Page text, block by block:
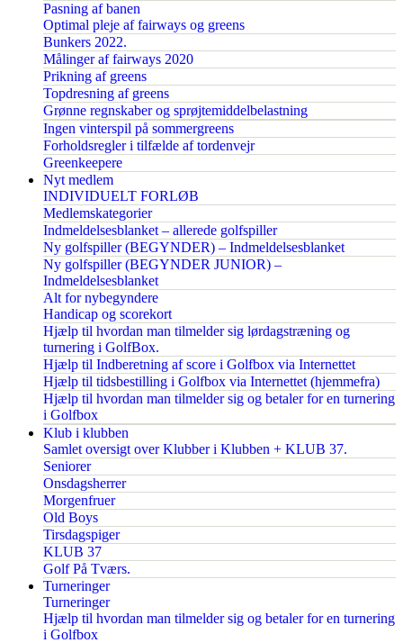
Pasning af banen
Optimal pleje af fairways og greens
Bunkers 2022.
Målinger af fairways 2020
Prikning af greens
Topdresning af greens
Grønne regnskaber og sprøjtemiddelbelastning
Ingen vinterspil på sommergreens
Forholdsregler i tilfælde af tordenvejr
Greenkeepere
Nyt medlem
INDIVIDUELT FORLØB
Medlemskategorier
Indmeldelsesblanket – allerede golfspiller
Ny golfspiller (BEGYNDER) – Indmeldelsesblanket
Ny golfspiller (BEGYNDER JUNIOR) –
Indmeldelsesblanket
Alt for nybegyndere
Handicap og scorekort
Hjælp til hvordan man tilmelder sig lørdagstræning og
turnering i GolfBox.
Hjælp til Indberetning af score i Golfbox via Internettet
Hjælp til tidsbestilling i Golfbox via Internettet (hjemmefra)
Hjælp til hvordan man tilmelder sig og betaler for en turnering
i Golfbox
Klub i klubben
Samlet oversigt over Klubber i Klubben + KLUB 37.
Seniorer
Onsdagsherrer
Morgenfruer
Old Boys
Tirsdagspiger
KLUB 37
Golf På Tværs.
Turneringer
Turneringer
Hjælp til hvordan man tilmelder sig og betaler for en turnering
i Golfbox